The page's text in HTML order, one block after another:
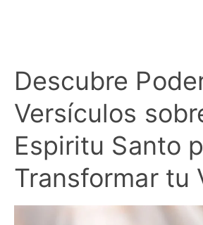
Descubre
Versículos
Espiritu Santo
Transformar tu